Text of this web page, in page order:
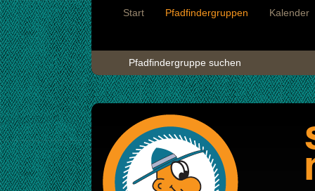
Start Pfadfindergruppen Kalender
Pfadfindergruppe suchen